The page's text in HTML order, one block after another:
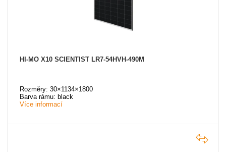
HI-MO X10 SCIENTIST LR7-54HVH-490M
Rozměry: 30×1134×1800
Barva rámu: black
Více informací